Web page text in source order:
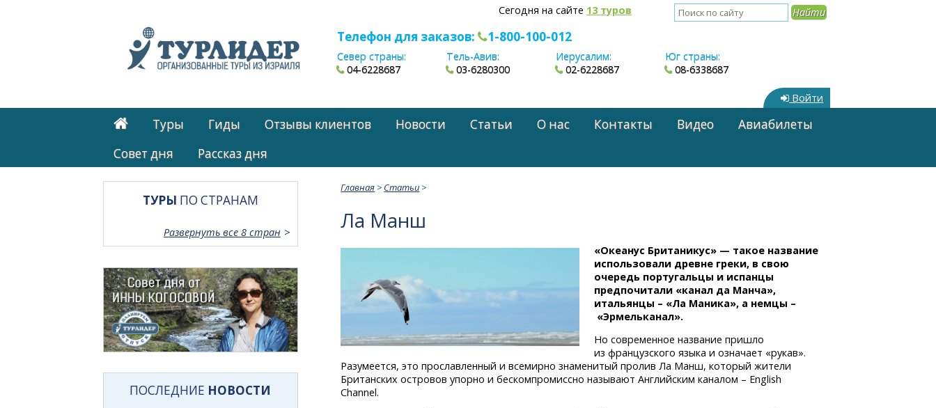
Сегодня на сайте 13 туров
Телефон для заказов: 1-800-100-012
Север страны:
04-6228687
Тель-Авив:
03-6280300
Иерусалим:
02-6228687
Юг страны:
08-6338687
Войти
Туры Гиды Отзывы клиентов Новости Статьи О нас Контакты Видео
Авиабилеты
Cовет дня
Рассказ дня
Главная > Статьи >
Ла Манш
«Океанус Британикус» — такое название
использовали древне греки, в свою
очередь португальцы и испанцы
предпочитали «канал да Манча»,
итальянцы – «Ла Маника», а немцы –
«Эрмельканал».
Но современное название пришло
из французского языка и означает «рукав».
Разумеется, это прославленный и всемирно знаменитый пролив Ла Манш, который жители
Британских островов упорно и бескомпромиссно называют Английским каналом – English
Channel.
ТУРЫ ПО СТРАНАМ
Развернуть все 8 стран
ПОСЛЕДНИЕ НОВОСТИ